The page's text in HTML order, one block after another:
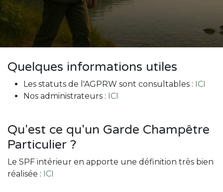
Quelques informations utiles
Les statuts de l'AGPRW sont consultables : ICI
Nos administrateurs : ICI
Qu'est ce qu'un Garde Champêtre
Particulier ?
Le SPF intérieur en apporte une définition très bien
réalisée : ICI